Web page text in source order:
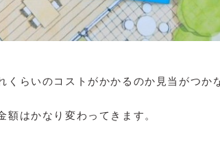
らいのコストがかかるのか見当がつか
はかなり変わってきます。